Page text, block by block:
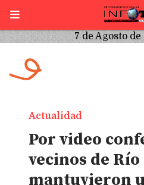
7 de Agosto de
Por video
vecinos de
mantuvieron
Actualidad